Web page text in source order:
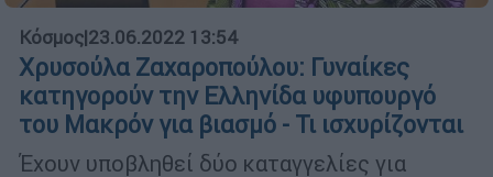
Κόσμος|23.06.2022 13:54
Χρυσούλα Ζαχαροπούλου: Γυναίκες
κατηγορούν την Ελληνίδα υφυπουργό
του Μακρόν για βιασμό - Τι ισχυρίζονται
Έχουν υποβληθεί δύο καταγγελίες για